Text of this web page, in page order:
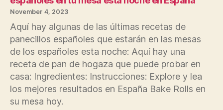
próximo
Solicite
puestos
hoy
November 4, 2023
Aquí hay algunas de las últimas recetas de
panecillos españoles que estarán en las mesas
de los españoles esta noche: Aquí hay una
receta de pan de hogaza que puede probar en
casa: Ingredientes: Instrucciones: Explore y lea
los mejores resultados en España Bake Rolls en
su mesa hoy.